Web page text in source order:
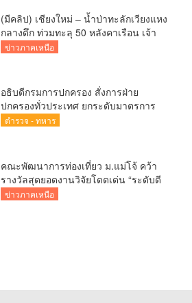
(มีคลิป) เชียงใหม่ – น้ำป่าทะลักเวียงแหง
กลางดึก ท่วมทะลุ 50 หลังคาเรือน เจ้า
หน้าที่เร่งอพยพผู้ป่วยติดเตียง-ชาวบ้านหนี
ข่าวภาคเหนือ
อธิบดีกรมการปกครอง สั่งการฝ่าย
ปกครองทั่วประเทศ ยกระดับมาตรการ
รักษาความปลอดภัย ตั้งด่านคุมเข้มอาวุธ
ตำรวจ - ทหาร
คณะพัฒนาการท่องเที่ยว ม.แม่โจ้ คว้า
รางวัลสุดยอดงานวิจัยโดดเด่น “ระดับดี
มาก”เวที APPTech EXPO 2026
ข่าวภาคเหนือ